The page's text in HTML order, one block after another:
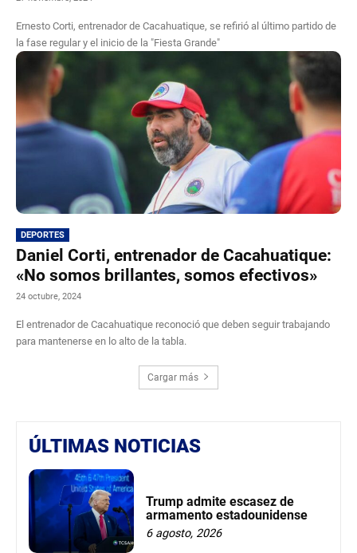
Ernesto Corti, entrenador de Cacahuatique, se refirió al último partido de
la fase regular y el inicio de la "Fiesta Grande"
DEPORTES
Daniel Corti, entrenador de Cacahuatique:
«No somos brillantes, somos efectivos»
24 octubre, 2024
El entrenador de Cacahuatique reconoció que deben seguir trabajando
para mantenerse en lo alto de la tabla.
Cargar más
ÚLTIMAS NOTICIAS
Trump admite escasez de
armamento estadounidense
6 agosto, 2026